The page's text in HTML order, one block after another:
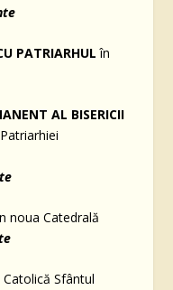
PATRIARHULîn
AL BISERICII
noua Catedrală
Sfântul